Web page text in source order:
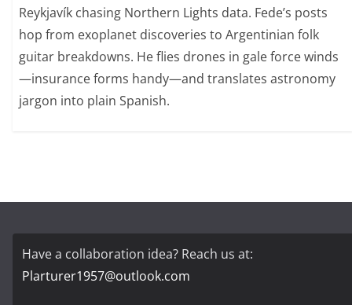
Reykjavík chasing Northern Lights data. Fede’s posts
hop from exoplanet discoveries to Argentinian folk
guitar breakdowns. He flies drones in gale force winds
—insurance forms handy—and translates astronomy
jargon into plain Spanish.
Have a collaboration idea? Reach us at:
Plarturer1957@outlook.com